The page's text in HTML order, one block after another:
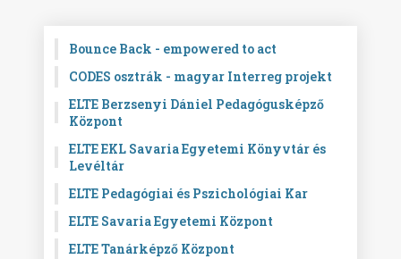
Bounce Back - empowered to act
CODES osztrák - magyar Interreg projekt
ELTE Berzsenyi Dániel Pedagógusképző
Központ
ELTE EKL Savaria Egyetemi Könyvtár és
Levéltár
ELTE Pedagógiai és Pszichológiai Kar
ELTE Savaria Egyetemi Központ
ELTE Tanárképző Központ